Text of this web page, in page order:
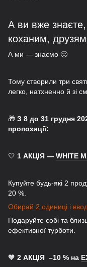
А ви вже
коханим,
А ми — знаємо 🙂
Тому створили три
легко, натхненно й зі
🎁 З 8 до 31 грудня
пропозиції:
🤍 1 АКЦІЯ — WHITE
Купуйте будь-які 2
20 %.
Обирай 2 одиниці і
Подаруйте собі та
ефективної турботи.
🧡 2 АКЦІЯ –10 % на